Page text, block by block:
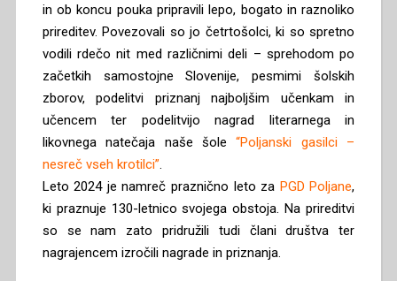
in ob koncu pouka pripravili lepo, bogato in raznoliko
prireditev. Povezovali so jo četrtošolci, ki so spretno
vodili rdečo nit med različnimi deli – sprehodom po
začetkih samostojne Slovenije, pesmimi šolskih
zborov, podelitvi priznanj najboljšim učenkam in
učencem ter podelitvijo nagrad literarnega in
likovnega natečaja naše šole“Poljanski gasilci –
nesreč vseh krotilci”.
Leto 2024 je namreč praznično leto za PGD Poljane,
ki praznuje 130-letnico svojega obstoja. Na prireditvi
so se nam zato pridružili tudi člani društva ter
nagrajencem izročili nagrade in priznanja.